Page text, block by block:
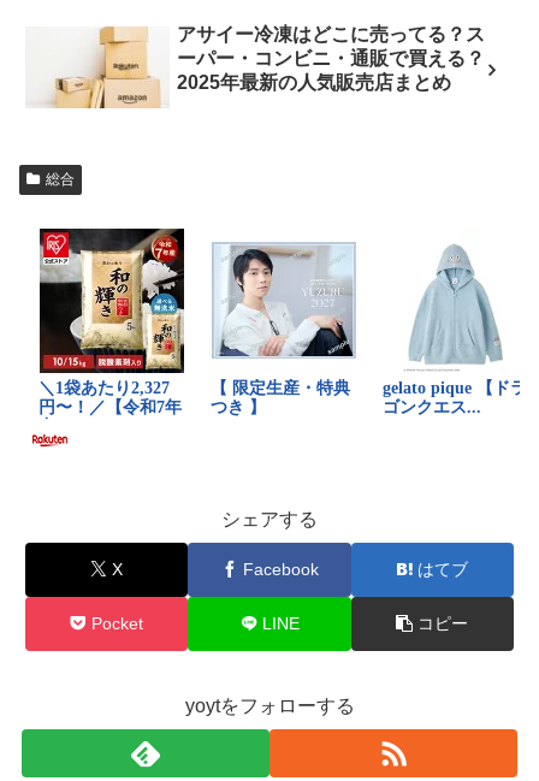
アサイー冷凍はどこに売ってる？ス
ーパー・コンビニ・通販で買える？
2025年最新の人気販売店まとめ
総合
シェアする
X Facebook はてブ
Pocket LINE コピー
yoytをフォローする